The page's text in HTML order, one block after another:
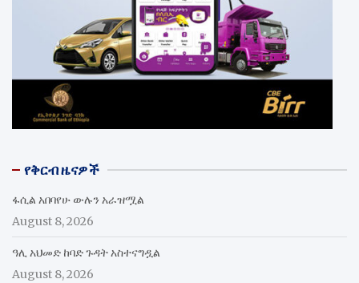
የቅርብ ዜናዎች
ፋሲል አበባየሁ ውሉን አራዝሟል
August 8, 2026
ዓሊ አህመድ ከባድ ጉዳት አስተናግዷል
August 8, 2026